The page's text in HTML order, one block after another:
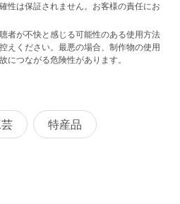
性は保証されません。お客様の責任にお
者が不快と感じる可能性のある使用方法
えください。最悪の場合、制作物の使用
につながる危険性があります。
特産品